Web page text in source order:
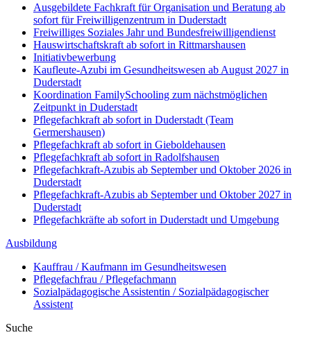
Ausgebildete Fachkraft für Organisation und Beratung ab
sofort für Freiwilligenzentrum in Duderstadt
Freiwilliges Soziales Jahr und Bundesfreiwilligendienst
Hauswirtschaftskraft ab sofort in Rittmarshausen
Initiativbewerbung
Kaufleute-Azubi im Gesundheitswesen ab August 2027 in
Duderstadt
Koordination FamilySchooling zum nächstmöglichen
Zeitpunkt in Duderstadt
Pflegefachkraft ab sofort in Duderstadt (Team
Germershausen)
Pflegefachkraft ab sofort in Gieboldehausen
Pflegefachkraft ab sofort in Radolfshausen
Pflegefachkraft-Azubis ab September und Oktober 2026 in
Duderstadt
Pflegefachkraft-Azubis ab September und Oktober 2027 in
Duderstadt
Pflegefachkräfte ab sofort in Duderstadt und Umgebung
Ausbildung
Kauffrau / Kaufmann im Gesundheitswesen
Pflegefachfrau / Pflegefachmann
Sozialpädagogische Assistentin / Sozialpädagogischer
Assistent
Suche